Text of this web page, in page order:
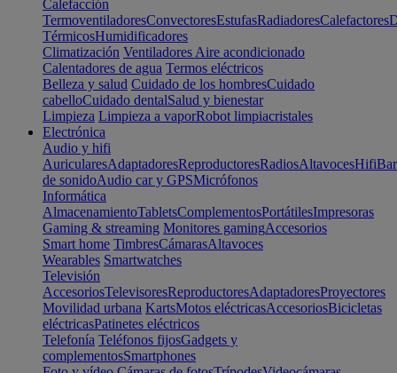
Calefacción
TermoventiladoresConvectoresEstufasRadiadoresCalefactores
TérmicosHumidificadores
Climatización Ventiladores Aire acondicionado
Calentadores de agua Termos eléctricos
Belleza y salud Cuidado de los hombresCuidado
cabelloCuidado dentalSalud y bienestar
Limpieza Limpieza a vaporRobot limpiacristales
Electrónica
Audio y hifi
AuricularesAdaptadoresReproductoresRadiosAltavocesHifi
de sonidoAudio car y GPSMicrófonos
Informática
AlmacenamientoTabletsComplementosPortátilesImpresoras
Gaming & streaming Monitores gamingAccesorios
Smart home TimbresCámarasAltavoces
Wearables Smartwatches
Televisión
AccesoriosTelevisoresReproductoresAdaptadoresProyectores
Movilidad urbana KartsMotos eléctricasAccesoriosBicicletas
eléctricasPatinetes eléctricos
Telefonía Teléfonos fijosGadgets y
complementosSmartphones